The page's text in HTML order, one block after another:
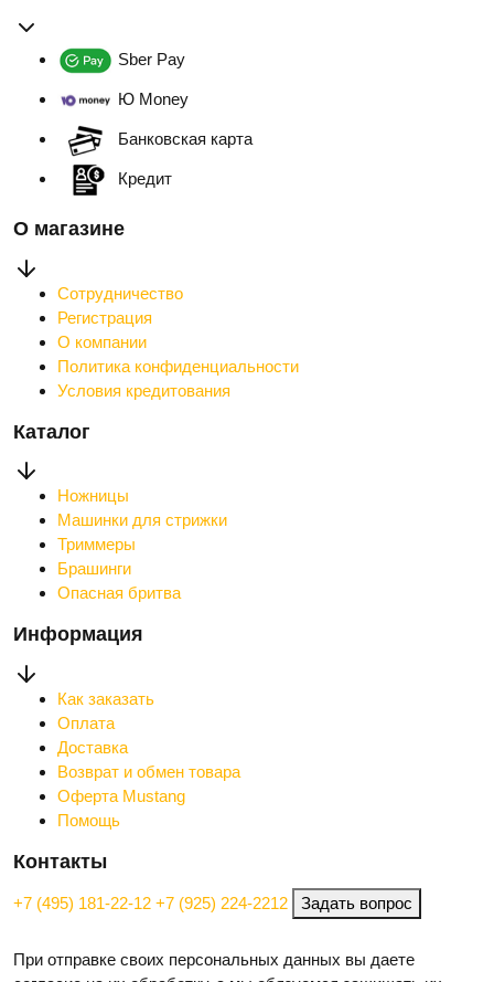
Sber Pay
Ю Money
Банковская карта
Кредит
О магазине
Сотрудничество
Регистрация
О компании
Политика конфиденциальности
Условия кредитования
Каталог
Ножницы
Машинки для стрижки
Триммеры
Брашинги
Опасная бритва
Информация
Как заказать
Оплата
Доставка
Возврат и обмен товара
Оферта Mustang
Помощь
Контакты
+7 (495) 181-22-12 +7 (925) 224-2212 Задать вопрос
При отправке своих персональных данных вы даете